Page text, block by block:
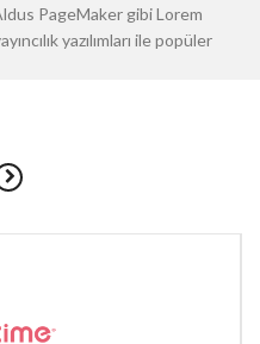
PageMaker gibi Lorem
yazılımları ile popüler